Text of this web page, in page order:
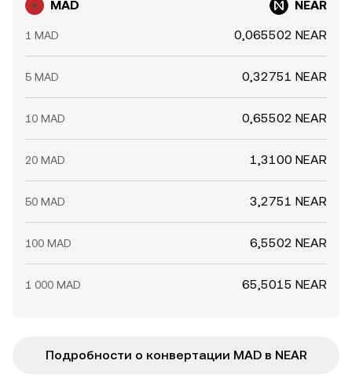
MAD NEAR
1 MAD 0,065502 NEAR
5 MAD 0,32751 NEAR
10 MAD 0,65502 NEAR
20 MAD 1,3100 NEAR
50 MAD 3,2751 NEAR
100 MAD 6,5502 NEAR
1 000 MAD 65,5015 NEAR
Подробности о конвертации MAD в NEAR